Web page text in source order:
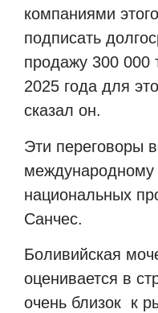
компаниями
подписать
продажу 300 000
2025 года для
сказал он.
Эти переговоры
международному
национальных
Санчес.
Боливийская
оценивается в
очень близок к